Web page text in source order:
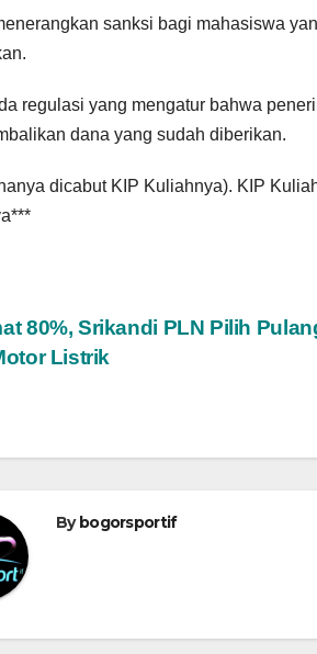
sanksi bagi mahasiswa
regulasi yang mengatur bahwa
dana yang sudah diberikan.
dicabut KIP Kuliahnya). KIP
80%, Srikandi PLN Pilih
Listrik
Bybogorsportif